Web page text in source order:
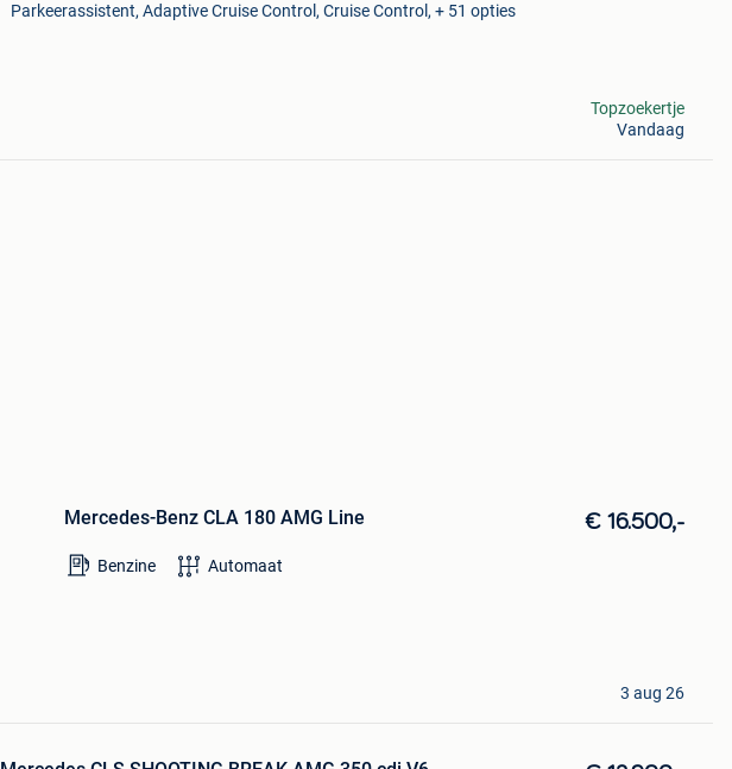
Parkeerassistent, Adaptive Cruise Control, Cruise Control, + 51 opties
Topzoekertje
Vandaag
Mercedes-Benz CLA 180 AMG Line € 16.500,-
Benzine Automaat
3 aug 26